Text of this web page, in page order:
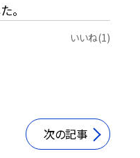
。
いいね(1)
次の記事